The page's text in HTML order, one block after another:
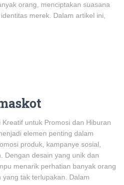
orang, menciptakan suasana
merek. Dalam artikel ini,
untuk Promosi dan Hiburan
elemen penting dalam
produk, kampanye sosial,
Dengan desain yang unik dan
menarik perhatian banyak orang
tak terlupakan. Dalam